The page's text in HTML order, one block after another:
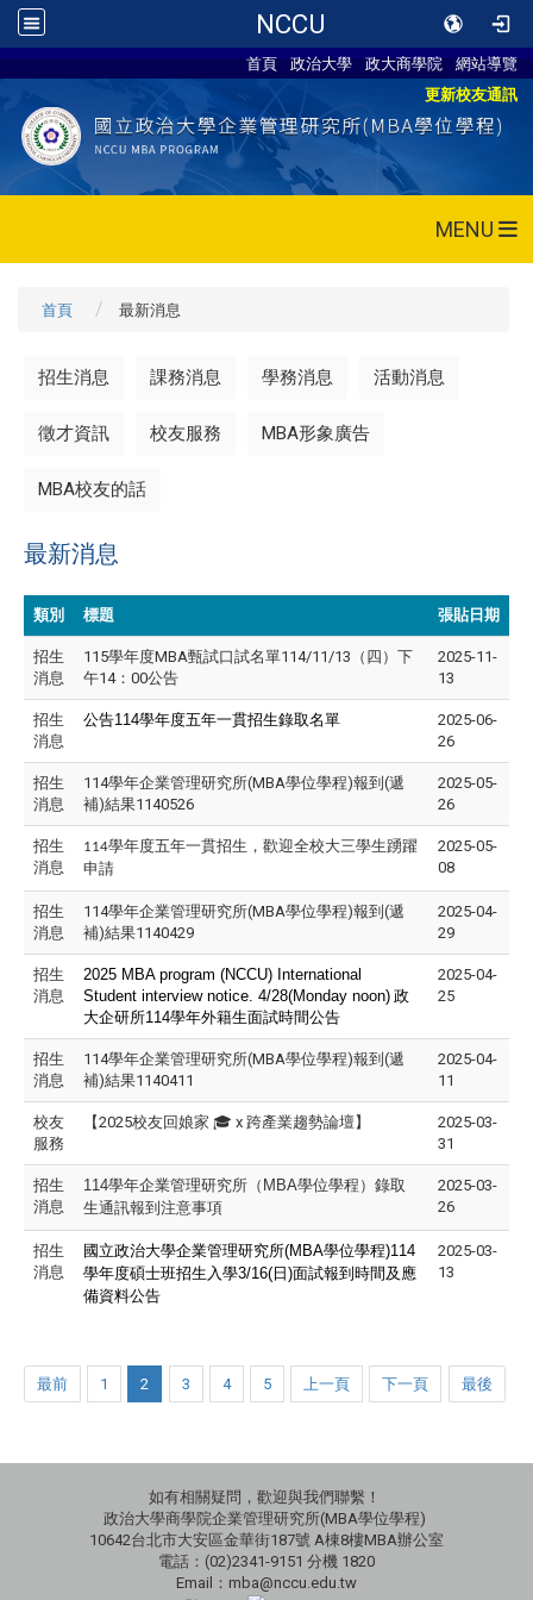
NCCU
首頁 政治大學 政大商學院
網站導覽
更新校友通訊
MENU
首頁 最新消息
招生消息 課務消息 學務消息 活動消息
徵才資訊 校友服務 MBA形象廣告
MBA校友的話
最新消息
類別 標題 張貼日期
招生
消息
115學年度MBA甄試口試名單114/11/13（四）下
午14：00公告
2025-11-
13
招生
消息
公告114學年度五年一貫招生錄取名單
2025-06-
26
招生
消息
114學年企業管理研究所(MBA學位學程)報到(遞
補)結果1140526
2025-05-
26
招生
消息
114學年度五年一貫招生，歡迎全校大三學生踴躍
申請
2025-05-
08
招生
消息
114學年企業管理研究所(MBA學位學程)報到(遞
補)結果1140429
2025-04-
29
招生
消息
2025 MBA program (NCCU) International
Student interview notice. 4/28(Monday noon) 政
大企研所114學年外籍生面試時間公告
2025-04-
25
招生
消息
114學年企業管理研究所(MBA學位學程)報到(遞
補)結果1140411
2025-04-
11
校友
服務
【2025校友回娘家 🎓 x 跨產業趨勢論壇】
2025-03-
31
招生
消息
114學年企業管理研究所（MBA學位學程）錄取
生通訊報到注意事項
2025-03-
26
招生
消息
國立政治大學企業管理研究所(MBA學位學程)114
學年度碩士班招生入學3/16(日)面試報到時間及應
備資料公告
2025-03-
13
最前 1 2 3 4 5 上一頁 下一頁 最後
如有相關疑問，歡迎與我們聯繫！
政治大學商學院企業管理研究所(MBA學位學程)
10642台北市大安區金華街187號 A棟8樓MBA辦公室
電話：(02)2341-9151 分機 1820
Email：mba@nccu.edu.tw